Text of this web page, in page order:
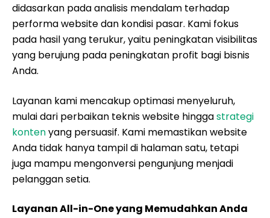
didasarkan pada analisis mendalam terhadap
performa website dan kondisi pasar. Kami fokus
pada hasil yang terukur, yaitu peningkatan visibilitas
yang berujung pada peningkatan profit bagi bisnis
Anda.
Layanan kami mencakup optimasi menyeluruh,
mulai dari perbaikan teknis website hinggastrategi
kontenyang persuasif. Kami memastikan website
Anda tidak hanya tampil di halaman satu, tetapi
juga mampu mengonversi pengunjung menjadi
pelanggan setia.
Layanan All-in-One yang Memudahkan Anda